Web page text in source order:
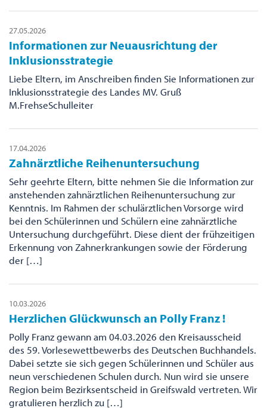
27.05.2026
Informationen zur Neuausrichtung der
Inklusionsstrategie
Liebe Eltern, im Anschreiben finden Sie Informationen zur
Inklusionsstrategie des Landes MV. Gruß
M.FrehseSchulleiter
17.04.2026
Zahnärztliche Reihenuntersuchung
Sehr geehrte Eltern, bitte nehmen Sie die Information zur
anstehenden zahnärztlichen Reihenuntersuchung zur
Kenntnis. Im Rahmen der schulärztlichen Vorsorge wird
bei den Schülerinnen und Schülern eine zahnärztliche
Untersuchung durchgeführt. Diese dient der frühzeitigen
Erkennung von Zahnerkrankungen sowie der Förderung
der […]
10.03.2026
Herzlichen Glückwunsch an Polly Franz !
Polly Franz gewann am 04.03.2026 den Kreisausscheid
des 59. Vorlesewettbewerbs des Deutschen Buchhandels.
Dabei setzte sie sich gegen Schülerinnen und Schüler aus
neun verschiedenen Schulen durch. Nun wird sie unsere
Region beim Bezirksentscheid in Greifswald vertreten. Wir
gratulieren herzlich zu […]